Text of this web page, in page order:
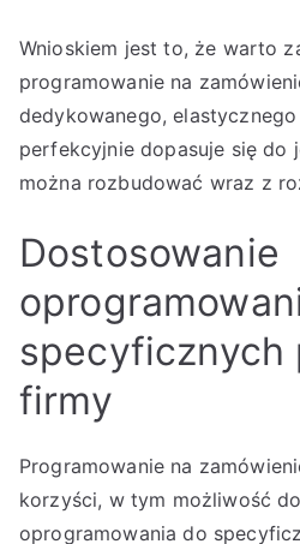
Wnioskiem jest to, że warto
programowanie na
dedykowanego,
perfekcyjnie dopasuje się do
można rozbudować wraz z
Dostosowanie
specyficznych
firmy
Programowanie na
korzyści, w tym możliwość
oprogramowania do